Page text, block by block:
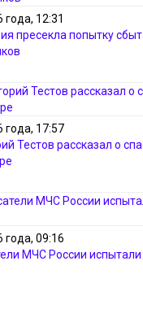
года, 12:31
пресекла попытку
года, 17:57
Тестов рассказал о
года, 09:16
МЧС России